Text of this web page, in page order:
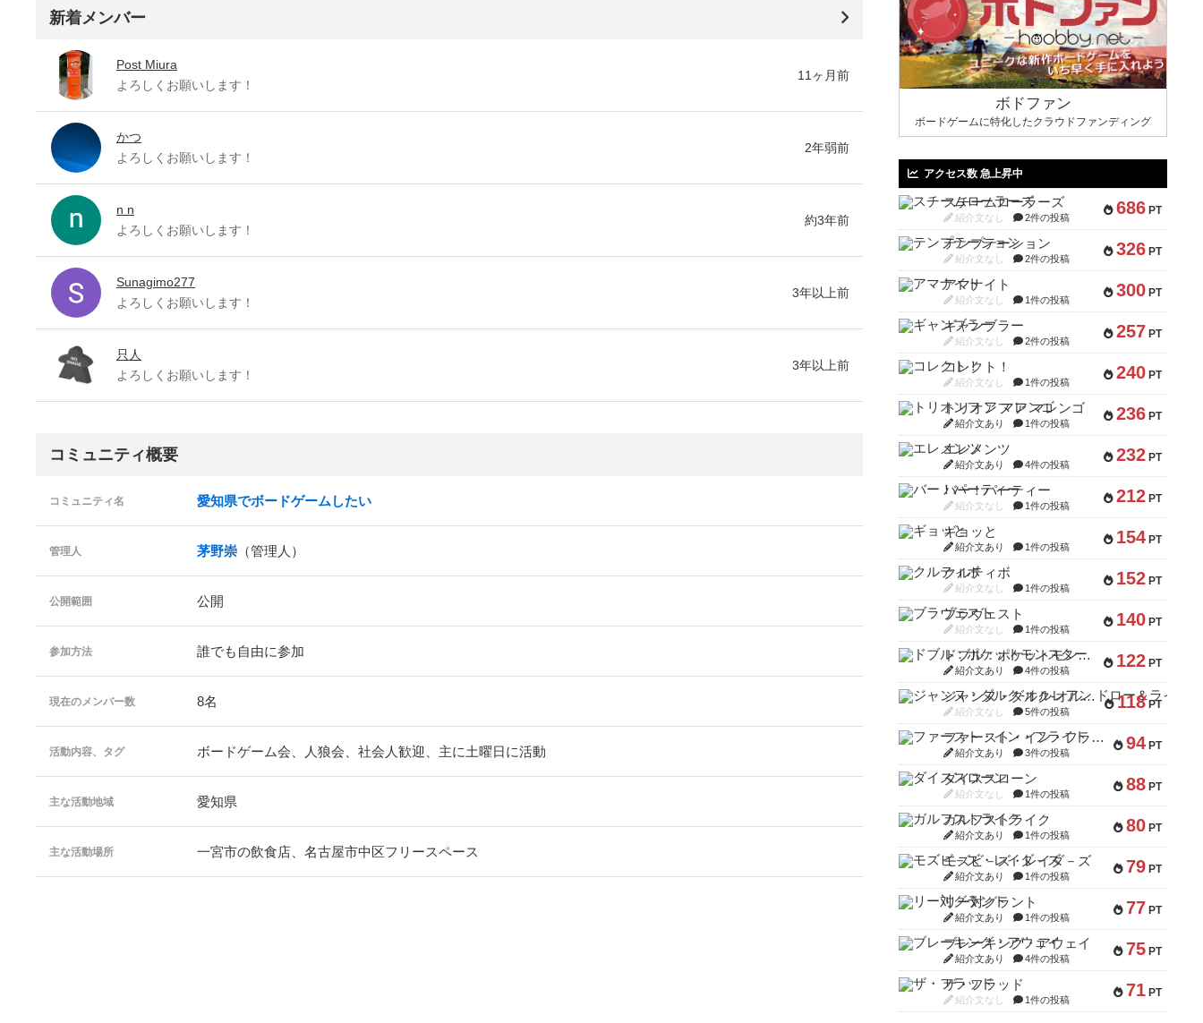
新着メンバー
Post Miura
よろしくお願いします！
11ヶ月前
かつ
よろしくお願いします！
2年弱前
n n
よろしくお願いします！
約3年前
Sunagimo277
よろしくお願いします！
3年以上前
只人
よろしくお願いします！
3年以上前
コミュニティ概要
コミュニティ名 愛知県でボードゲームしたい
管理人 茅野崇 （管理人）
公開範囲 公開
参加方法 誰でも自由に参加
現在のメンバー数 8名
活動内容、タグ ボードゲーム会、人狼会、社会人歓迎、主に土曜日に活動
主な活動地域 愛知県
主な活動場所 一宮市の飲食店、名古屋市中区フリースペース
ボドファン
ボードゲームに特化したクラウドファンディング
アクセス数 急上昇中
686 PT
スチームローラーズ
紹介文なし 2件の投稿
326 PT
テンプテーション
紹介文なし 2件の投稿
300 PT
アマナイト
紹介文なし 1件の投稿
257 PT
ギャンブラー
紹介文なし 2件の投稿
240 PT
コレクト！
紹介文なし 1件の投稿
236 PT
トリオンフ ア マレンゴ
紹介文あり 1件の投稿
232 PT
エレメンツ
紹介文あり 4件の投稿
212 PT
バー！パーティー
紹介文なし 1件の投稿
154 PT
ギョッと
紹介文あり 1件の投稿
152 PT
クルティボ
紹介文なし 1件の投稿
140 PT
ブラヴェスト
紹介文なし 1件の投稿
122 PT
ドブル：ポケットモンスター
紹介文あり 4件の投稿
118 PT
ジャンヌ・ダルク-オルレアン ドロー＆ライト
紹介文なし 5件の投稿
94 PT
ファースト・イン・フライト
紹介文あり 3件の投稿
88 PT
ダイススローン
紹介文なし 1件の投稿
80 PT
ガルフストライク
紹介文あり 1件の投稿
79 PT
モズビ－ズ・レイダ－ズ
紹介文あり 1件の投稿
77 PT
リー対グラント
紹介文あり 1件の投稿
75 PT
ブレーキング・アウェイ
紹介文あり 4件の投稿
71 PT
ザ・フラッド
紹介文なし 1件の投稿